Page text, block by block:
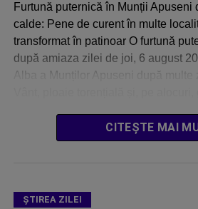
Furtună puternică în Munții Apuseni
calde: Pene de curent în multe
transformat în patinoar O furtună
după amiaza zilei de joi, 6 august
Alba a Munților Apuseni după multe
CITEȘTE MAI
ŞTIREA ZILEI